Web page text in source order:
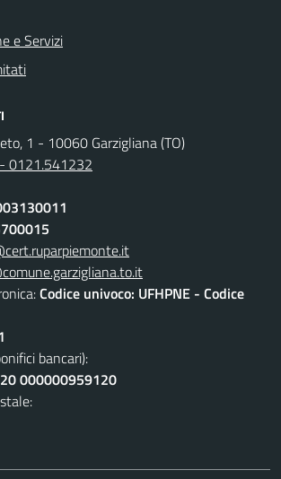
e Servizi
1 - 10060 Garzigliana (TO)
0121.541232
Codice univoco: UFHPNE - Codice
bancari):
000000959120